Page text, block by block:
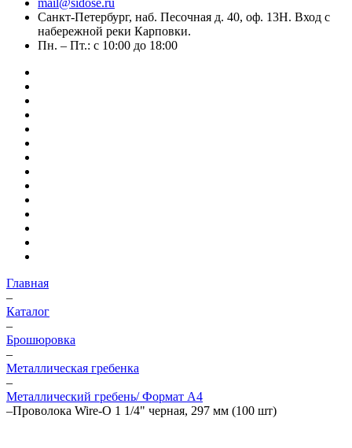
mail@sidose.ru
Санкт-Петербург, наб. Песочная д. 40, оф. 13Н. Вход с
набережной реки Карповки.
Пн. – Пт.: с 10:00 до 18:00
Главная
–
Каталог
–
Брошюровка
–
Металлическая гребенка
–
Металлический гребень/ Формат А4
–Проволока Wire-O 1 1/4" черная, 297 мм (100 шт)